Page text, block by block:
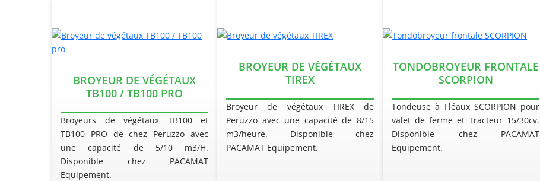
BROYEUR DE VÉGÉTAUX
TB100 / TB100 PRO
Broyeurs de végétaux TB100 et
TB100 PRO de chez Peruzzo avec
une capacité de 5/10 m3/H.
Disponible chez PACAMAT
Equipement.
BROYEUR DE VÉGÉTAUX
TIREX
Broyeur de végétaux TIREX de
Peruzzo avec une capacité de 8/15
m3/heure. Disponible chez
PACAMAT Equipement.
TONDOBROYEUR FRONTALE
SCORPION
Tondeuse à Fléaux SCORPION pour
valet de ferme et Tracteur 15/30cv.
Disponible chez PACAMAT
Equipement.